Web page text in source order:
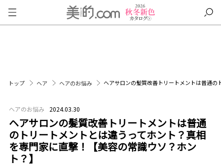
トップ ヘア ヘアのお悩み ヘアサロンの髪質改善トリートメントは普通
ヘアのお悩み 2024.03.30
ヘアサロンの髪質改善トリートメントは普通
のトリートメントとは違うってホント？真相
を専門家に直撃！【美容の常識ウソ？ホン
ト？】